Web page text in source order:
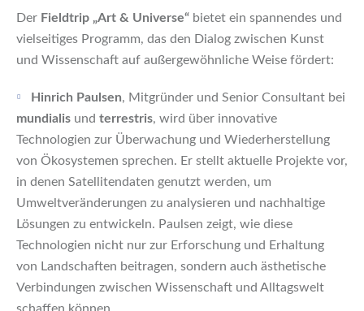
Der Fieldtrip „Art & Universe“bietet ein spannendes und
vielseitiges Programm, das den Dialog zwischen Kunst
und Wissenschaft auf außergewöhnliche Weise fördert:
Hinrich Paulsen, Mitgründer und Senior Consultant bei
mundialisund terrestris, wird über innovative
Technologien zur Überwachung und Wiederherstellung
von Ökosystemen sprechen. Er stellt aktuelle Projekte vor,
in denen Satellitendaten genutzt werden, um
Umweltveränderungen zu analysieren und nachhaltige
Lösungen zu entwickeln. Paulsen zeigt, wie diese
Technologien nicht nur zur Erforschung und Erhaltung
von Landschaften beitragen, sondern auch ästhetische
Verbindungen zwischen Wissenschaft und Alltagswelt